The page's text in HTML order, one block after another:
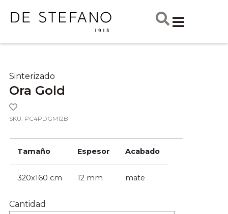
Sinterizado
Ora Gold
SKU: PC4PDGM12B
Tamaño Espesor Acabado
320x160 cm 12 mm mate
Cantidad